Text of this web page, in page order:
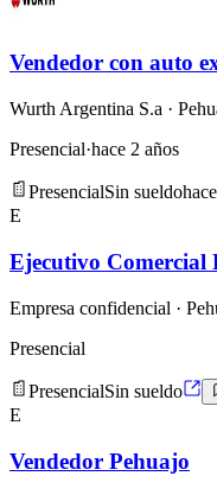
Vendedor con auto
Wurth Argentina S.a ·
Presencial·hace 2 años
PresencialSin sueldo
E
Ejecutivo Comercial
Empresa confidencial ·
Presencial
PresencialSin sueldo
E
Vendedor Pehuajo